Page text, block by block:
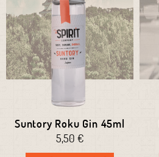
Suntory Roku Gin 45ml
5,50 €